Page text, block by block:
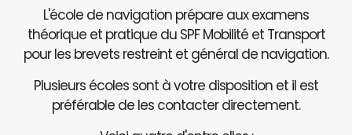
L'école de navigation prépare aux examens
théorique et pratique du SPF Mobilité et Transport
pour les brevets restreint et général de navigation.
Plusieurs écoles sont à votre disposition et il est
préférable de les contacter directement.